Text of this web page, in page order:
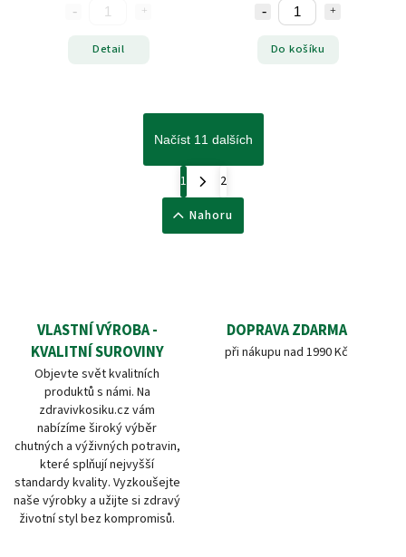
Detail Do košíku
Načíst 11 dalších
1
2
Nahoru
VLASTNÍ VÝROBA -
KVALITNÍ SUROVINY
Objevte svět kvalitních
produktů s námi. Na
zdravivkosiku.cz vám
nabízíme široký výběr
chutných a výživných potravin,
které splňují nejvyšší
standardy kvality. Vyzkoušejte
naše výrobky a užijte si zdravý
životní styl bez kompromisů.
DOPRAVA ZDARMA
při nákupu nad 1990 Kč